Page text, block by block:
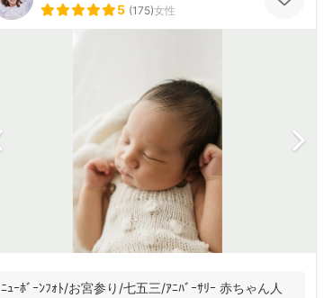
5 (175)女性
ﾆｭｰﾎﾞｰﾝﾌｫﾄ/お宮参り/七五三/ｱﾆﾊﾞｰｻﾘｰ 赤ちゃん人